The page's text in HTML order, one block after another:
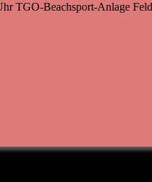
TGO-Beachsport-Anlage